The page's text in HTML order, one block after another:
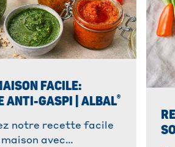
FACILE:
ANTI-GASPI | ALBAL®
notre recette facile
avec